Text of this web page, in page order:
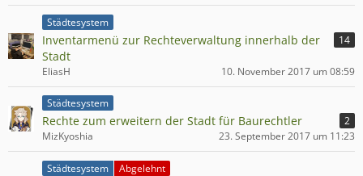
Städtesystem
Inventarmenü zur Rechteverwaltung innerhalb der
Stadt
14
EliasH 10. November 2017 um 08:59
Städtesystem
Rechte zum erweitern der Stadt für Baurechtler
2
MizKyoshia
23. September 2017 um 11:23
Städtesystem Abgelehnt